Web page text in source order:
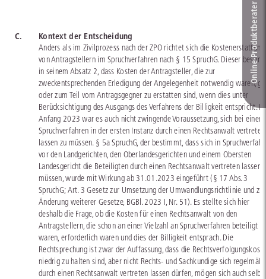
C. Kontext der Entscheidung
Anders als im Zivilprozess nach der ZPO richtet sich die Kostenerstattung
von Antragstellern im Spruchverfahren nach § 15 SpruchG. Dieser
in seinem Absatz 2, dass Kosten der Antragsteller, die zur
zweckentsprechenden Erledigung der Angelegenheit notwendig waren,
oder zum Teil vom Antragsgegner zu erstatten sind, wenn dies unter
Berücksichtigung des Ausgangs des Verfahrens der Billigkeit entspricht.
Anfang 2023 war es auch nicht zwingende Voraussetzung, sich bei einem
Spruchverfahren in der ersten Instanz durch einen Rechtsanwalt vertreten
lassen zu müssen. § 5a SpruchG, der bestimmt, dass sich in
vor den Landgerichten, den Oberlandesgerichten und einem Obersten
Landesgericht die Beteiligten durch einen Rechtsanwalt vertreten lassen
müssen, wurde mit Wirkung ab 31.01.2023 eingeführt (§ 17 Abs. 3
SpruchG; Art. 3 Gesetz zur Umsetzung der Umwandlungsrichtlinie und zur
Änderung weiterer Gesetze, BGBl. 2023 I, Nr. 51). Es stellte sich hier
deshalb die Frage, ob die Kosten für einen Rechtsanwalt von den
Antragstellern, die schon an einer Vielzahl an Spruchverfahren beteiligt
waren, erforderlich waren und dies der Billigkeit entsprach. Die
Rechtsprechung ist zwar der Auffassung, dass die
niedrig zu halten sind, aber nicht Rechts- und Sachkundige sich
durch einen Rechtsanwalt vertreten lassen dürfen, mögen sich auch
Online-Produkt­berater